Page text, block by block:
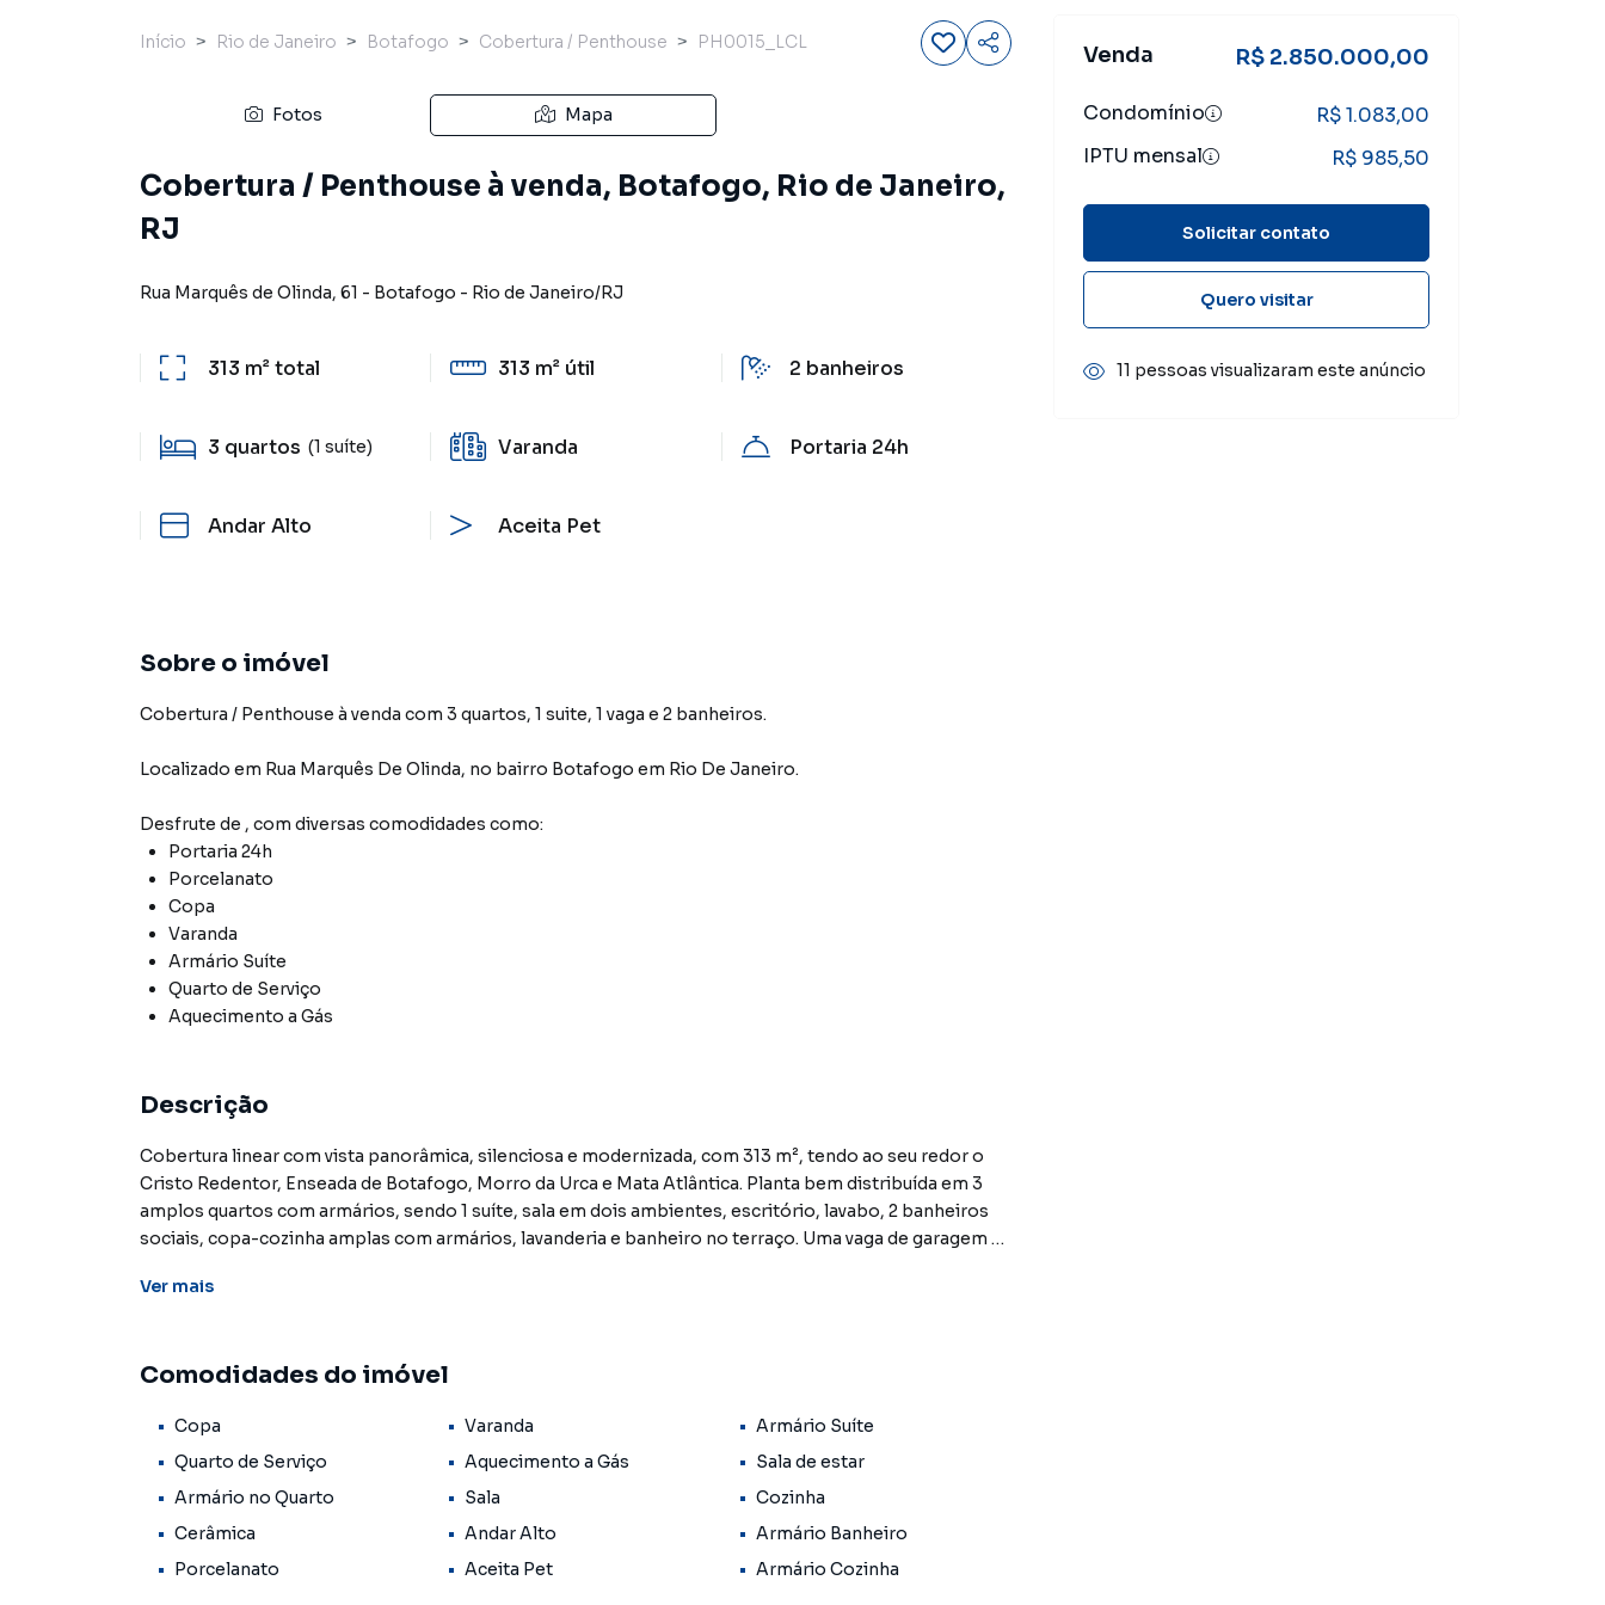
Início Rio de Janeiro Botafogo Cobertura / Penthouse PH0015_LCL
Fotos Mapa
Cobertura / Penthouse à venda, Botafogo, Rio de Janeiro,
RJ
Rua Marquês de Olinda, 61 - Botafogo - Rio de Janeiro/RJ
313 m²total 313 m² útil 2 banheiros
3 quartos (1 suíte) Varanda Portaria 24h
Andar Alto Aceita Pet
Sobre o imóvel
Cobertura / Penthouse à venda com 3 quartos, 1 suite, 1 vaga e 2 banheiros.
Localizado em Rua Marquês De Olinda, no bairro Botafogo em Rio De Janeiro.
Desfrute de , com diversas comodidades como:
Portaria 24h
Porcelanato
Copa
Varanda
Armário Suíte
Quarto de Serviço
Aquecimento a Gás
Descrição
Cobertura linear com vista panorâmica, silenciosa e modernizada, com 313 m², tendo ao seu redor o
Cristo Redentor, Enseada de Botafogo, Morro da Urca e Mata Atlântica. Planta bem distribuída em 3
amplos quartos com armários, sendo 1 suíte, sala em dois ambientes, escritório, lavabo, 2 banheiros
sociais, copa-cozinha amplas com armários, lavanderia e banheiro no terraço. Uma vaga de garagem na
família nesta exuberante cobertura. Condomínio com sistema de Energia Solar instalado, Guarita e
encontrou o que procurava ou deseja mais informações sobre Cobertura / Penthouse em Rio de
Janeiro? Entre em contato com nossa equipe pelo telefone (21) 3213-3708.
A Lowndes Condomínios e Imóveis tem mais opções de apartamentos, casas residenciais e
comerciais, sobrados, terrenos, lojas e barracões para venda ou locação, além de empreendimentos
em construção ou lançamentos na planta em Botafogo e em outras regiões de Rio de Janeiro. Aqui
Ver mais
Comodidades do imóvel
Copa Varanda
Armário Suíte
Quarto de Serviço
Aquecimento a Gás
Sala de estar
Armário no Quarto
Sala
Cozinha
Cerâmica
Andar Alto
Armário Banheiro
Porcelanato
Aceita Pet Armário Cozinha
Venda R$ 2.850.000,00
Condomínio
R$ 1.083,00
IPTU mensal
R$ 985,50
Solicitar contato
Quero visitar
11 pessoas visualizaram este anúncio